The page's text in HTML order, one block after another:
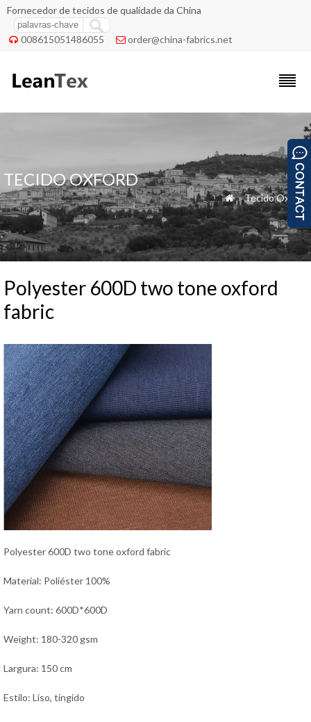
Fornecedor de tecidos de qualidade da China
 008615051486055  order@china-fabrics.net
TECIDO OXFORD
 »Tecido Oxford
Polyester 600D two tone oxford
fabric
Polyester 600D two tone oxford fabric
Material: Poliéster 100%
Yarn count: 600D*600D
Weight: 180-320 gsm
Largura: 150 cm
Estilo: Liso, tingido